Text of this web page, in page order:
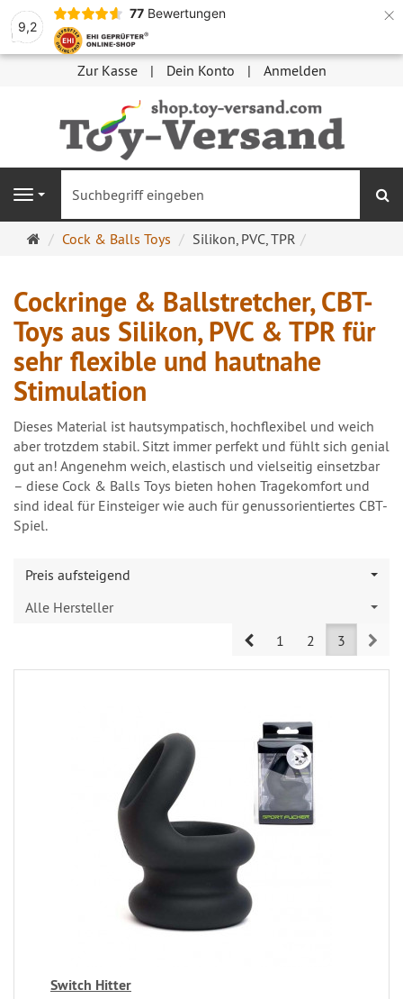
9,2
77 Bewertungen ×
Zur Kasse Dein Konto Anmelden
Navigation
Startseite
Cock & Balls Toys Silikon, PVC, TPR
Cockringe & Ballstretcher, CBT-
Toys aus Silikon, PVC & TPR für
sehr flexible und hautnahe
Stimulation
Dieses Material ist hautsympatisch, hochflexibel und weich
aber trotzdem stabil. Sitzt immer perfekt und fühlt sich genial
gut an! Angenehm weich, elastisch und vielseitig einsetzbar
– diese Cock & Balls Toys bieten hohen Tragekomfort und
sind ideal für Einsteiger wie auch für genussorientiertes CBT-
Spiel.
Preis aufsteigend
Alle Hersteller
Prev1 2 3
Switch Hitter